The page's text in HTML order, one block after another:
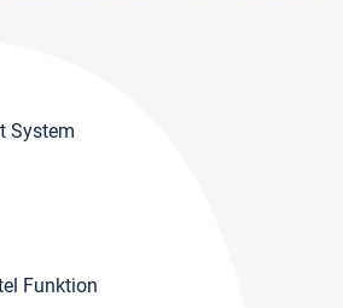
System
Funktion